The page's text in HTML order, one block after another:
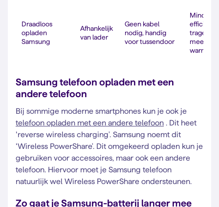
Draadloos
opladen
Samsung
Afhankelijk
van lader
Geen kabel
nodig, handig
voor tussendoor
Minder
efficiënt,
trager,
meer
warmte
Samsung telefoon opladen met een
andere telefoon
Bij sommige moderne smartphones kun je ook je
telefoon opladen met een andere telefoon . Dit heet
‘reverse wireless charging'. Samsung noemt dit
‘Wireless PowerShare'. Dit omgekeerd opladen kun je
gebruiken voor accessoires, maar ook een andere
telefoon. Hiervoor moet je Samsung telefoon
natuurlijk wel Wireless PowerShare ondersteunen.
Zo gaat je Samsung-batterij langer mee